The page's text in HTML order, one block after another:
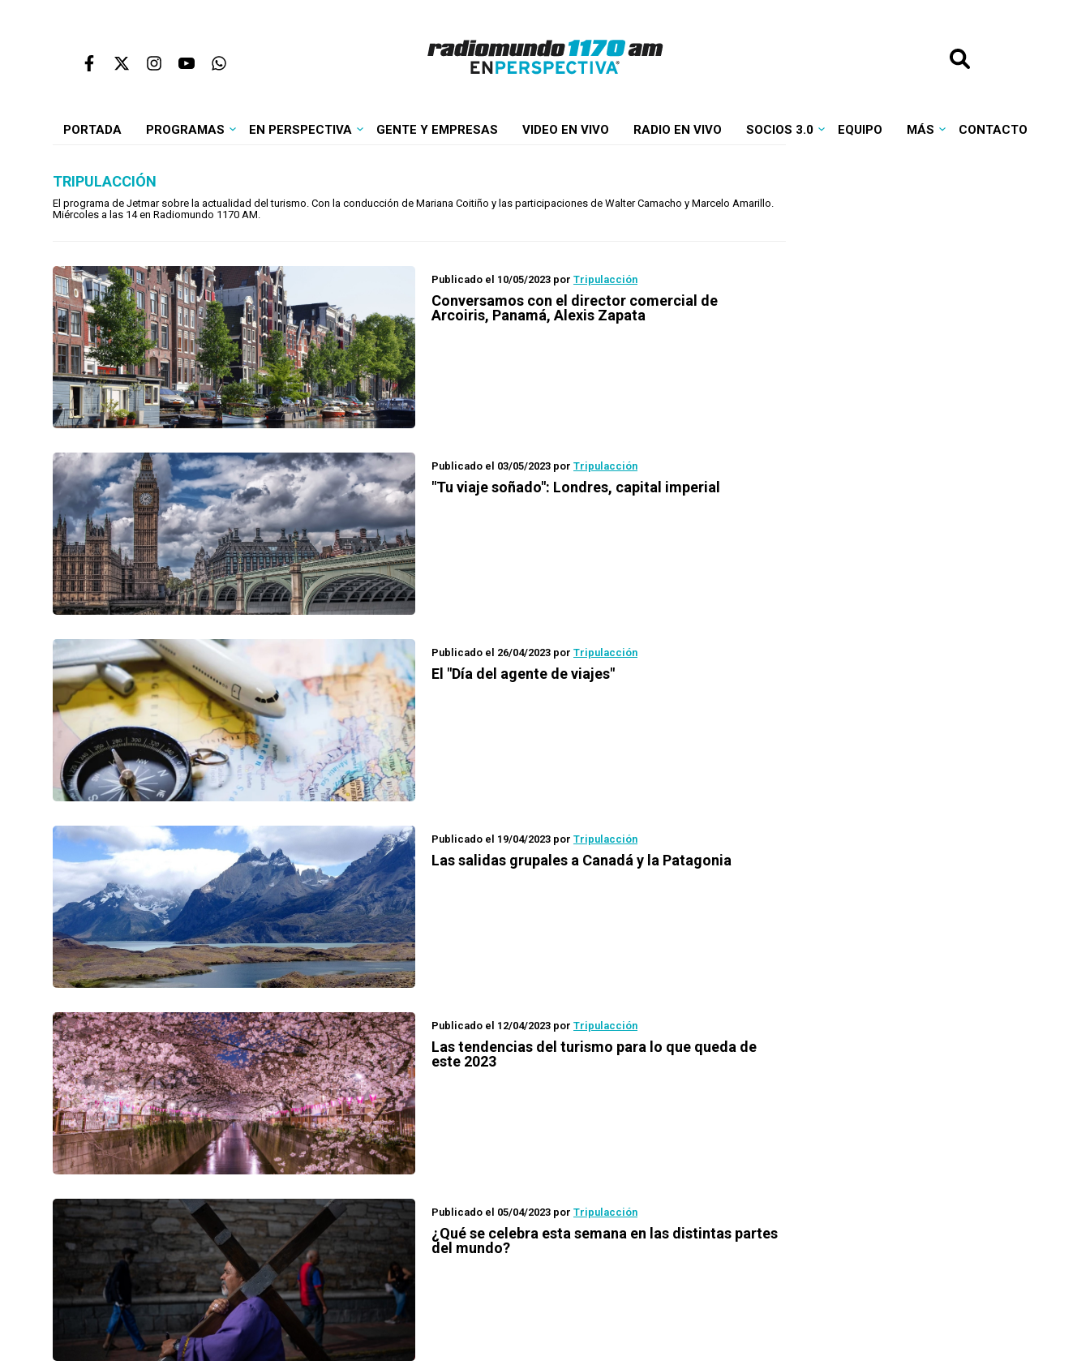
PORTADA PROGRAMAS EN PERSPECTIVA GENTE Y EMPRESAS VIDEO EN VIVO RADIO EN VIVO SOCIOS 3.0 EQUIPO MÁS CONTACTO
TRIPULACCIÓN
El programa de Jetmar sobre la actualidad del turismo. Con la conducción de Mariana Coitiño y las participaciones de Walter Camacho y Marcelo Amarillo.
Miércoles a las 14 en Radiomundo 1170 AM.
Publicado el 10/05/2023 por Tripulacción
Conversamos con el director comercial de
Arcoiris, Panamá, Alexis Zapata
Publicado el 03/05/2023 por Tripulacción
"Tu viaje soñado": Londres, capital imperial
Publicado el 26/04/2023 por Tripulacción
El "Día del agente de viajes"
Publicado el 19/04/2023 por Tripulacción
Las salidas grupales a Canadá y la Patagonia
Publicado el 12/04/2023 por Tripulacción
Las tendencias del turismo para lo que queda de
este 2023
Publicado el 05/04/2023 por Tripulacción
¿Qué se celebra esta semana en las distintas partes
del mundo?